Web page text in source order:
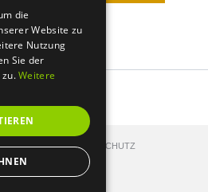
DATENSCHUTZ
die
Website zu
Nutzung
Sie der
zu.Weitere